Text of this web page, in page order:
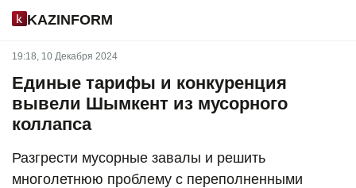
KAZINFORM
19:18, 10 Декабря 2024
Единые тарифы и конкуренция
вывели Шымкент из мусорного
коллапса
Разгрести мусорные завалы и решить
многолетнюю проблему с переполненными